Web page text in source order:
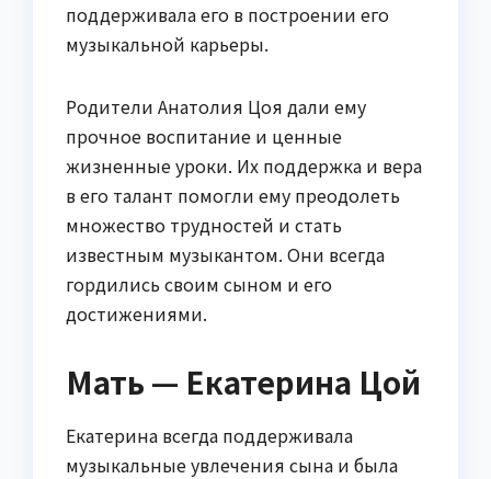
поддерживала его в построении его
музыкальной карьеры.
Родители Анатолия Цоя дали ему
прочное воспитание и ценные
жизненные уроки. Их поддержка и вера
в его талант помогли ему преодолеть
множество трудностей и стать
известным музыкантом. Они всегда
гордились своим сыном и его
достижениями.
Мать — Екатерина Цой
Екатерина всегда поддерживала
музыкальные увлечения сына и была